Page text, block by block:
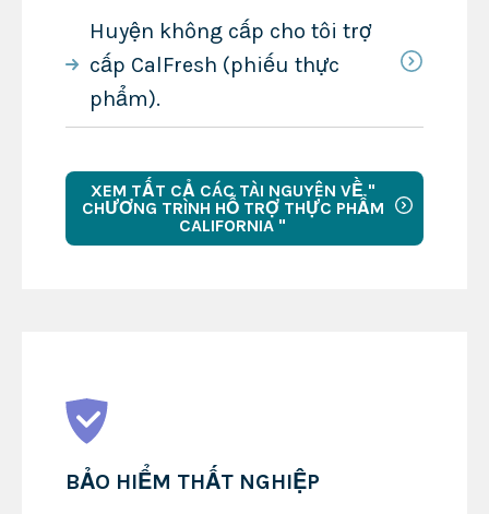
Huyện không cấp cho tôi trợ
cấp CalFresh (phiếu thực
phẩm).
XEM TẤT CẢ CÁC TÀI NGUYÊN VỀ "
CHƯƠNG TRÌNH HỖ TRỢ THỰC PHẨM
CALIFORNIA "
BẢO HIỂM THẤT NGHIỆP